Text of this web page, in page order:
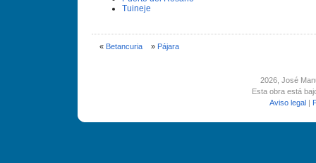
Tuineje
« Betancuria» Pájara
2026, José
Esta obra está
Aviso legal |